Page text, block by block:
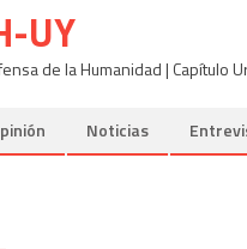
UY
de la Humanidad | Capítulo
Noticias